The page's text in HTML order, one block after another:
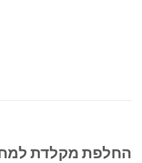
החלפת מקלדת